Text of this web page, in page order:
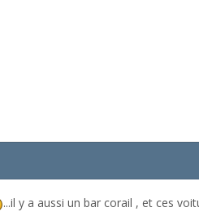
...il y a aussi un bar corail , et ces